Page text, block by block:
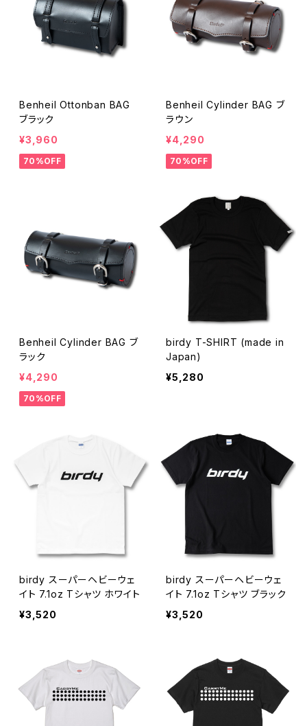
Benheil Ottonban BAG
ブラック
¥3,960
70%OFF
Benheil Cylinder BAG ブ
ラウン
¥4,290
70%OFF
Benheil Cylinder BAG ブ
ラック
¥4,290
70%OFF
birdy T-SHIRT (made in
Japan)
¥5,280
birdy スーパーヘビーウェ
イト 7.1oz Tシャツ ホワイト
¥3,520
birdy スーパーヘビーウェ
イト 7.1oz Tシャツ ブラック
¥3,520